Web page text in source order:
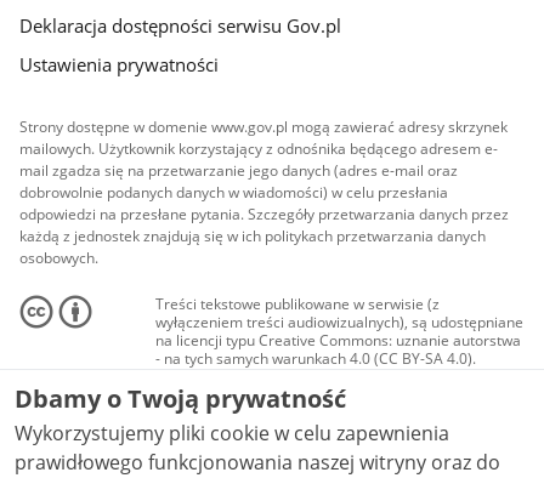
Deklaracja dostępności serwisu Gov.pl
Ustawienia prywatności
Strony dostępne w domenie www.gov.pl mogą zawierać adresy skrzynek
mailowych. Użytkownik korzystający z odnośnika będącego adresem e-
mail zgadza się na przetwarzanie jego danych (adres e-mail oraz
dobrowolnie podanych danych w wiadomości) w celu przesłania
odpowiedzi na przesłane pytania. Szczegóły przetwarzania danych przez
każdą z jednostek znajdują się w ich politykach przetwarzania danych
osobowych.
Treści tekstowe publikowane w serwisie (z
wyłączeniem treści audiowizualnych), są udostępniane
na licencji typu Creative Commons: uznanie autorstwa
- na tych samych warunkach 4.0 (CC BY-SA 4.0).
Materiały audiowizualne, w tym zdjęcia, materiały
audio i wideo, są udostępniane na licencji typu
Creative Commons: uznanie autorstwa użycie
niekomercyjne - bez utworów zależnych 4.0 (CC BY-
NC-ND 4.0), o ile nie jest to stwierdzone inaczej.
Dbamy o Twoją prywatność
Wykorzystujemy pliki cookie w celu zapewnienia
prawidłowego funkcjonowania naszej witryny oraz do